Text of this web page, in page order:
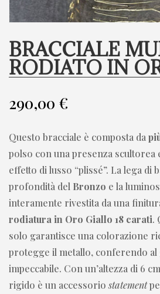
BRACCIALE
RODIATO IN
290,00 €
Questo bracciale è composta da
polso con una presenza scultorea
effetto di lusso “plissé”. La lega di
profondità del Bronzo e la
interamente rivestita da una
rodiatura in Oro Giallo 18 carati.
solo garantisce una colorazione
protegge il metallo, conferendo al
impeccabile. Con un’altezza di 6
rigido è un accessoriostatement